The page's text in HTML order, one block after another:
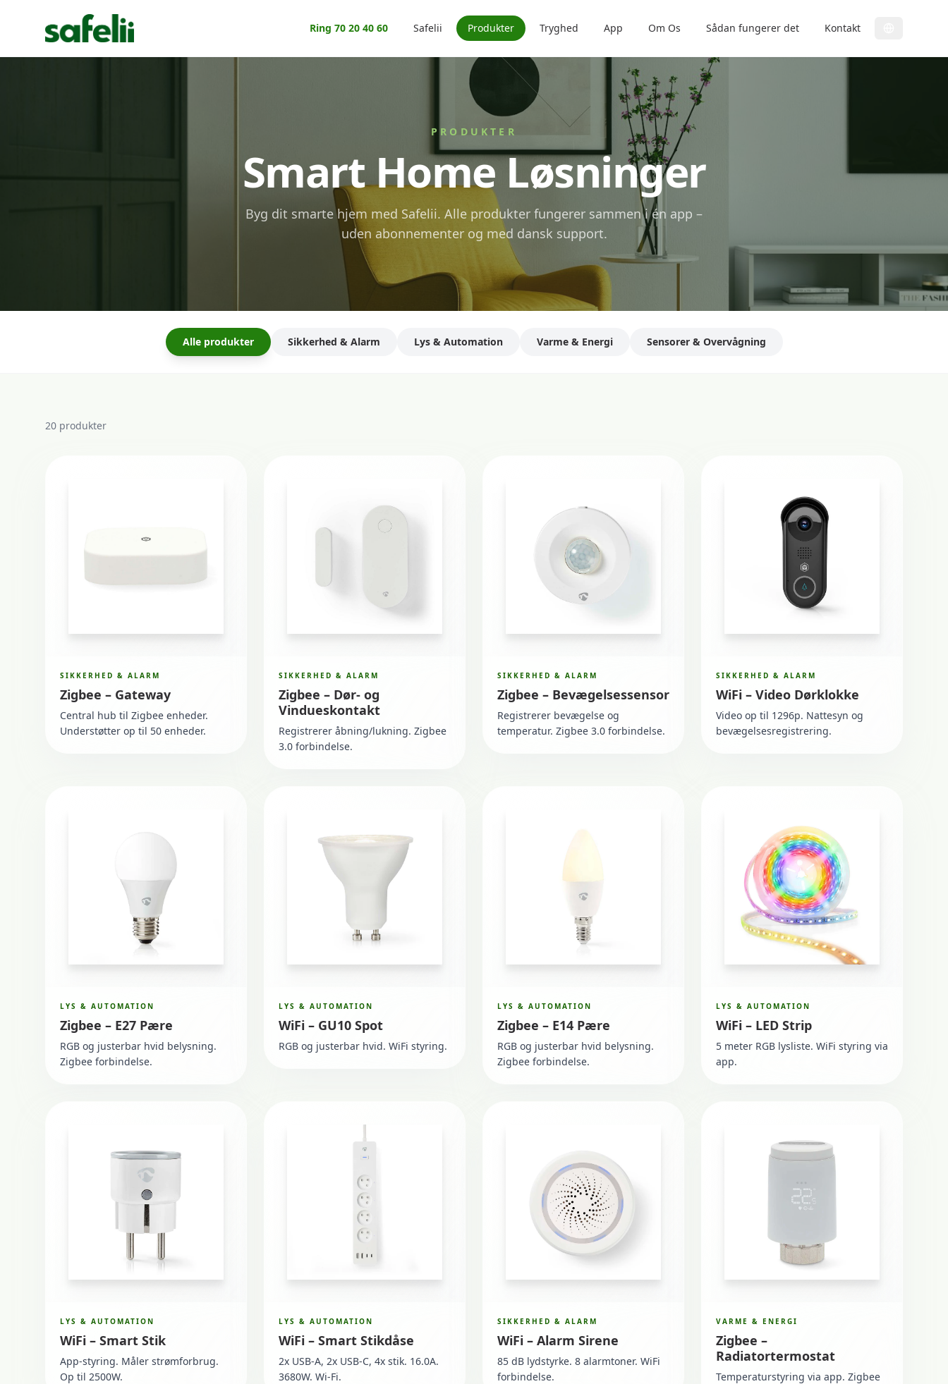
Ring 70 20 40 60 Safelii Produkter Tryghed App Om Os Sådan fungerer det Kontakt
PRODUKTER
Smart Home Løsninger
Byg dit smarte hjem med Safelii. Alle produkter fungerer sammen i én app –
uden abonnementer og med dansk support.
Alle produkter Sikkerhed & Alarm Lys & Automation Varme & Energi Sensorer & Overvågning
20 produkter
SIKKERHED & ALARM
Zigbee – Gateway
Central hub til Zigbee enheder.
Understøtter op til 50 enheder.
SIKKERHED & ALARM
Zigbee – Dør- og
Vindueskontakt
Registrerer åbning/lukning. Zigbee
3.0 forbindelse.
SIKKERHED & ALARM
Zigbee – Bevægelsessensor
Registrerer bevægelse og
temperatur. Zigbee 3.0 forbindelse.
SIKKERHED & ALARM
WiFi – Video Dørklokke
Video op til 1296p. Nattesyn og
bevægelsesregistrering.
LYS & AUTOMATION
Zigbee – E27 Pære
RGB og justerbar hvid belysning.
Zigbee forbindelse.
LYS & AUTOMATION
WiFi – GU10 Spot
RGB og justerbar hvid. WiFi styring.
LYS & AUTOMATION
Zigbee – E14 Pære
RGB og justerbar hvid belysning.
Zigbee forbindelse.
LYS & AUTOMATION
WiFi – LED Strip
5 meter RGB lysliste. WiFi styring via
app.
LYS & AUTOMATION
WiFi – Smart Stik
App-styring. Måler strømforbrug.
Op til 2500W.
LYS & AUTOMATION
WiFi – Smart Stikdåse
2x USB-A, 2x USB-C, 4x stik. 16.0A.
3680W. Wi-Fi.
SIKKERHED & ALARM
WiFi – Alarm Sirene
85 dB lydstyrke. 8 alarmtoner. WiFi
forbindelse.
VARME & ENERGI
Zigbee –
Radiatortermostat
Temperaturstyring via app. Zigbee